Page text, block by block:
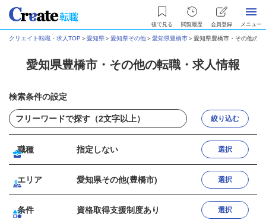
後で見る 閲覧履歴 会員登録 メニュー
クリエイト転職・求人TOP ＞愛知県＞愛知県その他＞愛知県豊橋市＞愛知県豊橋市・その他の
愛知県豊橋市・その他の転職・求人情報
検索条件の設定
絞り込む
職種 指定しない 選択
エリア 愛知県その他(豊橋市) 選択
条件 資格取得支援制度あり 選択